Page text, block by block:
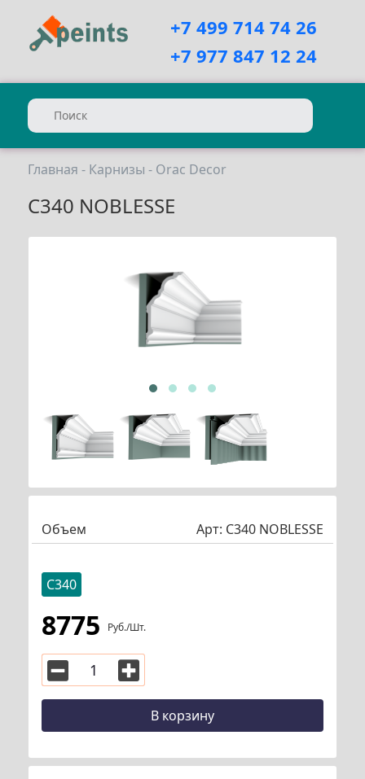
+7 499 714 74 26
+7 977 847 12 24
Главная - Карнизы - Orac Decor
C340 NOBLESSE
Объем Арт: C340 NOBLESSE
C340
8775 Руб./шт.
В корзину